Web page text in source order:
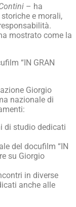
– ha
e morali,
mostrato come la
“IN GRAN
Giorgio
nazionale di
di studio dedicati
del docufilm “IN
su Giorgio
in diverse
anche alle